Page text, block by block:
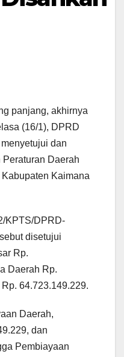
panjang, akhirnya
(16/1), DPRD
dan
Daerah
Kaimana
KPTS/DPRD-
disetujui
Rp.
Daerah Rp.
64.723.149.229.
Daerah,
dan
Pembiayaan